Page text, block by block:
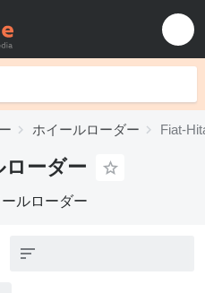
ホイールローダー Fiat-
ーダー
ルローダー